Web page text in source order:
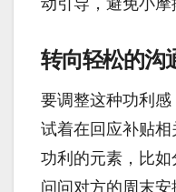
转向轻松的沟
要调整这种功利感
试着在回应补贴
功利的元素，比
问问对方的周末